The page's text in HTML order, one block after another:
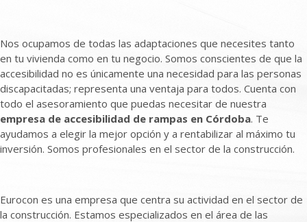
Nos ocupamos de todas las adaptaciones que necesites tanto
en tu vivienda como en tu negocio. Somos conscientes de que la
accesibilidad no es únicamente una necesidad para las personas
discapacitadas; representa una ventaja para todos. Cuenta con
todo el asesoramiento que puedas necesitar de nuestra
empresa de accesibilidad de rampas en Córdoba. Te
ayudamos a elegir la mejor opción y a rentabilizar al máximo tu
inversión. Somos profesionales en el sector de la construcción.
Eurocon es una empresa que centra su actividad en el sector de
la construcción. Estamos especializados en el área de las